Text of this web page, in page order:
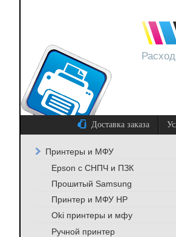
Доставка заказа
Принтеры и МФУ
Epson с СНПЧ и ПЗК
Прошитый Samsung
Принтер и МФУ HP
Oki принтеры и мфу
Ручной принтер